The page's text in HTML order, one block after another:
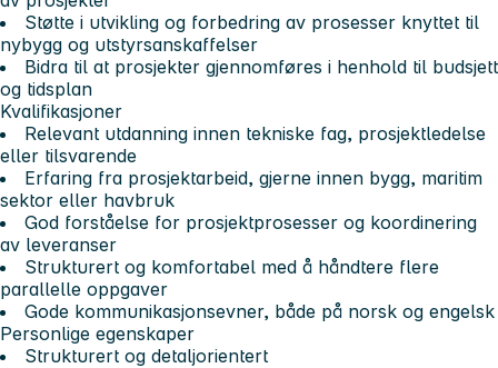
Støtte i utvikling og forbedring av prosesser knyttet til
nybygg og utstyrsanskaffelser
Bidra til at prosjekter gjennomføres i henhold til budsjett
og tidsplan
Kvalifikasjoner
Relevant utdanning innen tekniske fag, prosjektledelse
eller tilsvarende
Erfaring fra prosjektarbeid, gjerne innen bygg, maritim
sektor eller havbruk
God forståelse for prosjektprosesser og koordinering
av leveranser
Strukturert og komfortabel med å håndtere flere
parallelle oppgaver
Gode kommunikasjonsevner, både på norsk og engelsk
Personlige egenskaper
Strukturert og detaljorientert